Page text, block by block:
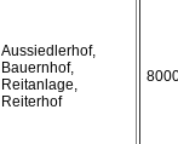
Aussiedlerhof,
Bauernhof,
Reitanlage,
Reiterhof